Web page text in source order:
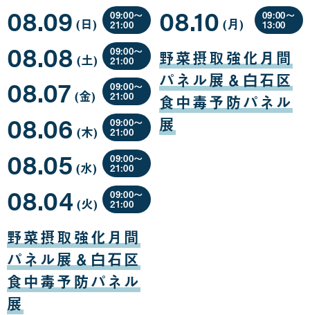
野菜摂取強化月間
パネル展＆白石区
食中毒予防パネル
展
08.04
月
04
日
(火曜
日
)
09:00〜
21:00
08.05
月
05
(水曜
日
)
09:00〜
21:00
08.06
月
06
(木曜
日
)
09:00〜
21:00
08.07
月
07
(金曜
日
)
09:00〜
21:00
08.08
月
08
(土曜
日
)
09:00〜
21:00
08.09
月
09
日
(日曜
日
)
09:00〜
21:00
野菜摂取強化月間
パネル展＆白石区
食中毒予防パネル
展
08.10
月
10
日
(月曜
日
)
09:00〜
13:00